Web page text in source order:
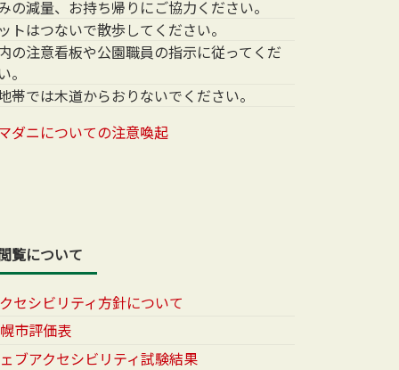
の減量、お持ち帰りにご協力ください。
トはつないで散歩してください。
の注意看板や公園職員の指示に従ってくだ
。
帯では木道からおりないでください。
ダニについての注意喚起
覧について
セシビリティ方針について
市評価表
ブアクセシビリティ試験結果